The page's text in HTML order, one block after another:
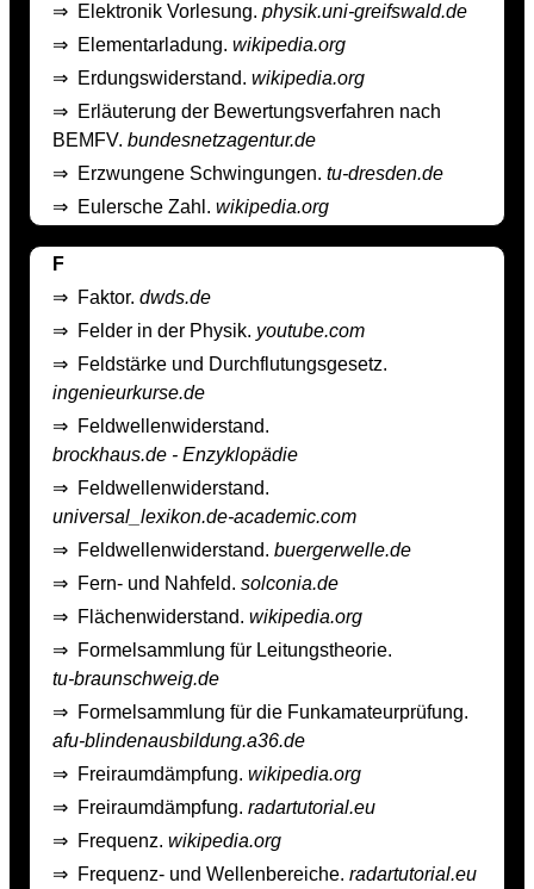
⇒ Elektronik Vorlesung. physik.uni-greifswald.de
⇒ Elementarladung. wikipedia.org
⇒ Erdungswiderstand. wikipedia.org
⇒ Erläuterung der Bewertungsverfahren nach
BEMFV. bundesnetzagentur.de
⇒ Erzwungene Schwingungen. tu-dresden.de
⇒ Eulersche Zahl. wikipedia.org
F
⇒ Faktor. dwds.de
⇒ Felder in der Physik. youtube.com
⇒ Feldstärke und Durchflutungsgesetz.
ingenieurkurse.de
⇒ Feldwellenwiderstand.
brockhaus.de - Enzyklopädie
⇒ Feldwellenwiderstand.
universal_lexikon.de-academic.com
⇒ Feldwellenwiderstand. buergerwelle.de
⇒ Fern- und Nahfeld. solconia.de
⇒ Flächenwiderstand. wikipedia.org
⇒ Formelsammlung für Leitungstheorie.
tu-braunschweig.de
⇒ Formelsammlung für die Funkamateurprüfung.
afu-blindenausbildung.a36.de
⇒ Freiraumdämpfung. wikipedia.org
⇒ Freiraumdämpfung. radartutorial.eu
⇒ Frequenz. wikipedia.org
⇒ Frequenz- und Wellenbereiche. radartutorial.eu